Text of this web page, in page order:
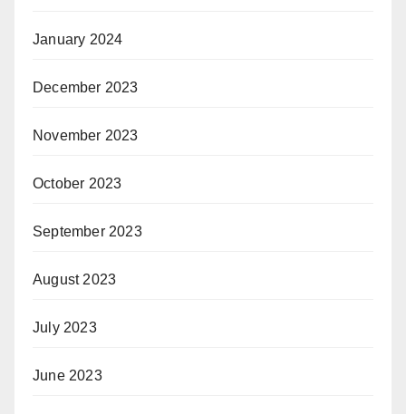
January 2024
December 2023
November 2023
October 2023
September 2023
August 2023
July 2023
June 2023